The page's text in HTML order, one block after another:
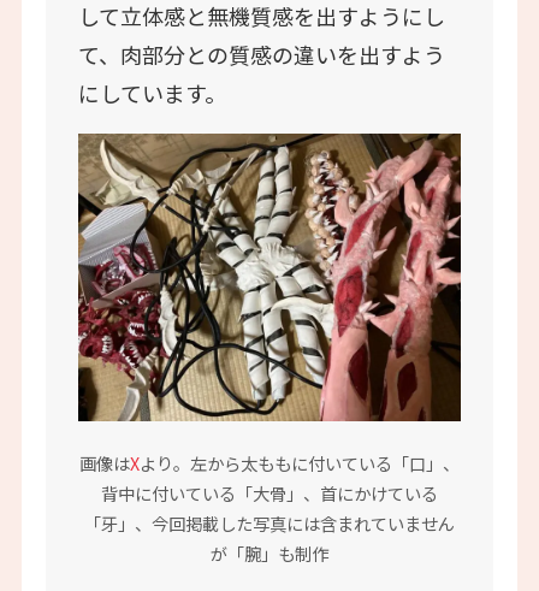
して立体感と無機質感を出すようにし
て、肉部分との質感の違いを出すよう
にしています。
画像はXより。左から太ももに付いている「口」、
背中に付いている「大骨」、首にかけている
「牙」、今回掲載した写真には含まれていません
が「腕」も制作